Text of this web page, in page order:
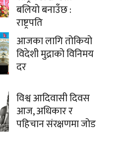
बलियो बनाउँछ :
राष्ट्रपति
आजका लागि तोकियो
विदेशी मुद्राको विनिमय
दर
विश्व आदिवासी दिवस
आज, अधिकार र
पहिचान संरक्षणमा जोड